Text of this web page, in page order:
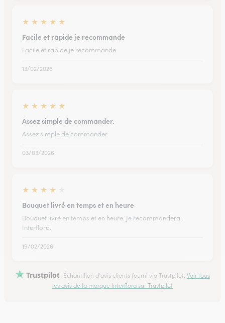
★ ★ ★ ★ ★
Facile et rapide je recommande
Facile et rapide je recommande
13/02/2026
★ ★ ★ ★ ★
Assez simple de commander.
Assez simple de commander.
03/03/2026
★ ★ ★ ★
Bouquet livré en temps et en heure
Bouquet livré en temps et en heure. Je recommanderai
Interflora.
19/02/2026
Trustpilot Échantillon d'avis clients fourni via Trustpilot. Voir tous
les avis de la marque Interflora sur Trustpilot